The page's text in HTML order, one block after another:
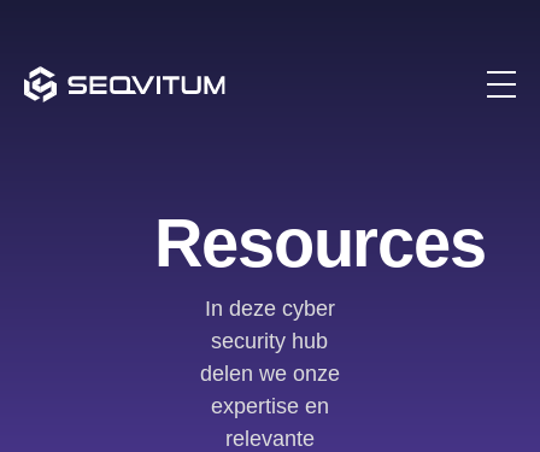
Resources
In deze cyber
security hub
delen we onze
expertise en
relevante